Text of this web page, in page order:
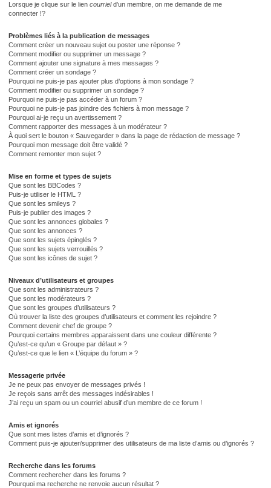
Lorsque je clique sur le lien courrield’un membre, on me demande de me
connecter !?
Problèmes liés à la publication de messages
Comment créer un nouveau sujet ou poster une réponse ?
Comment modifier ou supprimer un message ?
Comment ajouter une signature à mes messages ?
Comment créer un sondage ?
Pourquoi ne puis-je pas ajouter plus d’options à mon sondage ?
Comment modifier ou supprimer un sondage ?
Pourquoi ne puis-je pas accéder à un forum ?
Pourquoi ne puis-je pas joindre des fichiers à mon message ?
Pourquoi ai-je reçu un avertissement ?
Comment rapporter des messages à un modérateur ?
À quoi sert le bouton « Sauvegarder » dans la page de rédaction de message ?
Pourquoi mon message doit être validé ?
Comment remonter mon sujet ?
Mise en forme et types de sujets
Que sont les BBCodes ?
Puis-je utiliser le HTML ?
Que sont les smileys ?
Puis-je publier des images ?
Que sont les annonces globales ?
Que sont les annonces ?
Que sont les sujets épinglés ?
Que sont les sujets verrouillés ?
Que sont les icônes de sujet ?
Niveaux d’utilisateurs et groupes
Que sont les administrateurs ?
Que sont les modérateurs ?
Que sont les groupes d’utilisateurs ?
Où trouver la liste des groupes d’utilisateurs et comment les rejoindre ?
Comment devenir chef de groupe ?
Pourquoi certains membres apparaissent dans une couleur différente ?
Qu’est-ce qu’un « Groupe par défaut » ?
Qu’est-ce que le lien « L’équipe du forum » ?
Messagerie privée
Je ne peux pas envoyer de messages privés !
Je reçois sans arrêt des messages indésirables !
J’ai reçu un spam ou un courriel abusif d’un membre de ce forum !
Amis et ignorés
Que sont mes listes d’amis et d’ignorés ?
Comment puis-je ajouter/supprimer des utilisateurs de ma liste d’amis ou d’ignorés ?
Recherche dans les forums
Comment rechercher dans les forums ?
Pourquoi ma recherche ne renvoie aucun résultat ?